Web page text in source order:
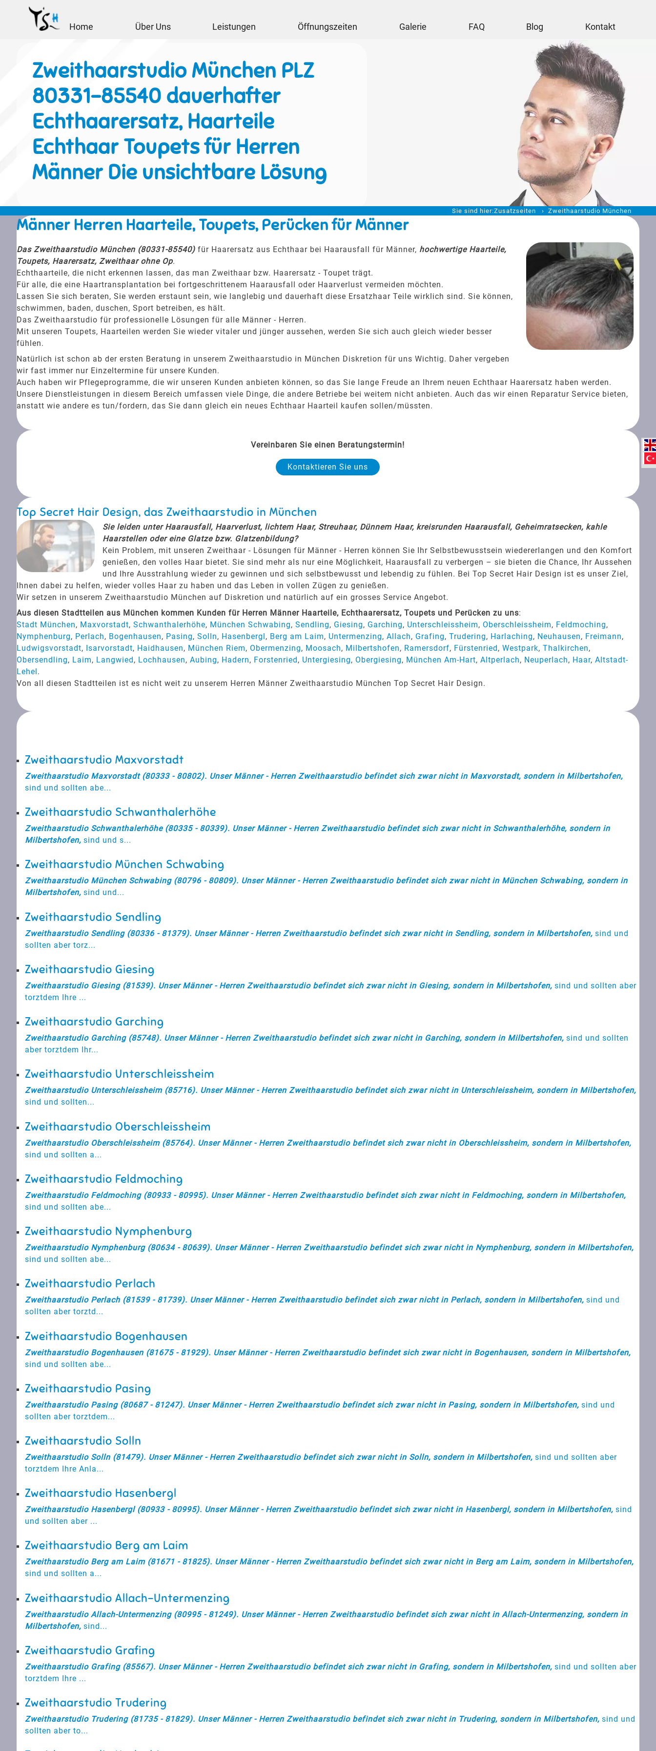
Home Über Uns Leistungen Öffnungszeiten Galerie FAQ Blog Kontakt
Zweithaarstudio München PLZ
80331-85540 dauerhafter
Echthaarersatz, Haarteile
Echthaar Toupets für Herren
Männer Die unsichtbare Lösung
Sie sind hier:Zusatzseiten Zweithaarstudio München
Männer Herren Haarteile, Toupets, Perücken für Männer
Das Zweithaarstudio München (80331-85540)für Haarersatz aus Echthaar bei Haarausfall für Männer, hochwertige Haarteile,
Toupets, Haarersatz, Zweithaar ohne Op.
Echthaarteile, die nicht erkennen lassen, das man Zweithaar bzw. Haarersatz - Toupet trägt.
Für alle, die eine Haartransplantation bei fortgeschrittenem Haarausfall oder Haarverlust vermeiden möchten.
Lassen Sie sich beraten, Sie werden erstaunt sein, wie langlebig und dauerhaft diese Ersatzhaar Teile wirklich sind. Sie können,
schwimmen, baden, duschen, Sport betreiben, es hält.
Das Zweithaarstudio für professionelle Lösungen für alle Männer - Herren.
Mit unseren Toupets, Haarteilen werden Sie wieder vitaler und jünger aussehen, werden Sie sich auch gleich wieder besser
fühlen.
Natürlich ist schon ab der ersten Beratung in unserem Zweithaarstudio in München Diskretion für uns Wichtig. Daher vergeben
wir fast immer nur Einzeltermine für unsere Kunden.
Auch haben wir Pflegeprogramme, die wir unseren Kunden anbieten können, so das Sie lange Freude an Ihrem neuen Echthaar Haarersatz haben werden.
Unsere Dienstleistungen in diesem Bereich umfassen viele Dinge, die andere Betriebe bei weitem nicht anbieten. Auch das wir einen Reparatur Service bieten,
anstatt wie andere es tun/fordern, das Sie dann gleich ein neues Echthaar Haarteil kaufen sollen/müssten.
Vereinbaren Sie einen Beratungstermin!
Kontaktieren Sie uns
Top Secret Hair Design, das Zweithaarstudio in München
Sie leiden unter Haarausfall, Haarverlust, lichtem Haar, Streuhaar, Dünnem Haar, kreisrunden Haarausfall, Geheimratsecken, kahle
Haarstellen oder eine Glatze bzw. Glatzenbildung?
Kein Problem, mit unseren Zweithaar - Lösungen für Männer - Herren können Sie Ihr Selbstbewusstsein wiedererlangen und den Komfort
genießen, den volles Haar bietet. Sie sind mehr als nur eine Möglichkeit, Haarausfall zu verbergen – sie bieten die Chance, Ihr Aussehen
und Ihre Ausstrahlung wieder zu gewinnen und sich selbstbewusst und lebendig zu fühlen. Bei Top Secret Hair Design ist es unser Ziel,
Ihnen dabei zu helfen, wieder volles Haar zu haben und das Leben in vollen Zügen zu genießen.
Wir setzen in unserem Zweithaarstudio München auf Diskretion und natürlich auf ein grosses Service Angebot.
Aus diesen Stadtteilen aus München kommen Kunden für Herren Männer Haarteile, Echthaarersatz, Toupets und Perücken zu uns:
Stadt München, Maxvorstadt, Schwanthalerhöhe, München Schwabing, Sendling, Giesing, Garching, Unterschleissheim, Oberschleissheim, Feldmoching,
Nymphenburg, Perlach, Bogenhausen, Pasing, Solln, Hasenbergl, Berg am Laim, Untermenzing, Allach, Grafing, Trudering, Harlaching, Neuhausen, Freimann,
Ludwigsvorstadt, Isarvorstadt, Haidhausen, München Riem, Obermenzing, Moosach, Milbertshofen, Ramersdorf, Fürstenried, Westpark, Thalkirchen,
Obersendling, Laim, Langwied, Lochhausen, Aubing, Hadern, Forstenried, Untergiesing, Obergiesing, München Am-Hart, Altperlach, Neuperlach, Haar, Altstadt-
Lehel.
Von all diesen Stadtteilen ist es nicht weit zu unserem Herren Männer Zweithaarstudio München Top Secret Hair Design.
Zweithaarstudio Maxvorstadt
Zweithaarstudio Maxvorstadt (80333 - 80802). Unser Männer - Herren Zweithaarstudio befindet sich zwar nicht in Maxvorstadt, sondern in Milbertshofen,
sind und sollten abe...
Zweithaarstudio Schwanthalerhöhe
Zweithaarstudio Schwanthalerhöhe (80335 - 80339). Unser Männer - Herren Zweithaarstudio befindet sich zwar nicht in Schwanthalerhöhe, sondern in
Milbertshofen,sind und s...
Zweithaarstudio München Schwabing
Zweithaarstudio München Schwabing (80796 - 80809). Unser Männer - Herren Zweithaarstudio befindet sich zwar nicht in München Schwabing, sondern in
Milbertshofen,sind und...
Zweithaarstudio Sendling
Zweithaarstudio Sendling (80336 - 81379). Unser Männer - Herren Zweithaarstudio befindet sich zwar nicht in Sendling, sondern in Milbertshofen,sind und
sollten aber torz...
Zweithaarstudio Giesing
Zweithaarstudio Giesing (81539). Unser Männer - Herren Zweithaarstudio befindet sich zwar nicht in Giesing, sondern in Milbertshofen,sind und sollten aber
torztdem Ihre ...
Zweithaarstudio Garching
Zweithaarstudio Garching (85748). Unser Männer - Herren Zweithaarstudio befindet sich zwar nicht in Garching, sondern in Milbertshofen,sind und sollten
aber torztdem Ihr...
Zweithaarstudio Unterschleissheim
Zweithaarstudio Unterschleissheim (85716). Unser Männer - Herren Zweithaarstudio befindet sich zwar nicht in Unterschleissheim, sondern in Milbertshofen,
sind und sollten...
Zweithaarstudio Oberschleissheim
Zweithaarstudio Oberschleissheim (85764). Unser Männer - Herren Zweithaarstudio befindet sich zwar nicht in Oberschleissheim, sondern in Milbertshofen,
sind und sollten a...
Zweithaarstudio Feldmoching
Zweithaarstudio Feldmoching (80933 - 80995). Unser Männer - Herren Zweithaarstudio befindet sich zwar nicht in Feldmoching, sondern in Milbertshofen,
sind und sollten abe...
Zweithaarstudio Nymphenburg
Zweithaarstudio Nymphenburg (80634 - 80639). Unser Männer - Herren Zweithaarstudio befindet sich zwar nicht in Nymphenburg, sondern in Milbertshofen,
sind und sollten abe...
Zweithaarstudio Perlach
Zweithaarstudio Perlach (81539 - 81739). Unser Männer - Herren Zweithaarstudio befindet sich zwar nicht in Perlach, sondern in Milbertshofen,sind und
sollten aber torztd...
Zweithaarstudio Bogenhausen
Zweithaarstudio Bogenhausen (81675 - 81929). Unser Männer - Herren Zweithaarstudio befindet sich zwar nicht in Bogenhausen, sondern in Milbertshofen,
sind und sollten abe...
Zweithaarstudio Pasing
Zweithaarstudio Pasing (80687 - 81247). Unser Männer - Herren Zweithaarstudio befindet sich zwar nicht in Pasing, sondern in Milbertshofen,sind und
sollten aber torztdem...
Zweithaarstudio Solln
Zweithaarstudio Solln (81479). Unser Männer - Herren Zweithaarstudio befindet sich zwar nicht in Solln, sondern in Milbertshofen,sind und sollten aber
torztdem Ihre Anla...
Zweithaarstudio Hasenbergl
Zweithaarstudio Hasenbergl (80933 - 80995). Unser Männer - Herren Zweithaarstudio befindet sich zwar nicht in Hasenbergl, sondern in Milbertshofen,sind
und sollten aber ...
Zweithaarstudio Berg am Laim
Zweithaarstudio Berg am Laim (81671 - 81825). Unser Männer - Herren Zweithaarstudio befindet sich zwar nicht in Berg am Laim, sondern in Milbertshofen,
sind und sollten a...
Zweithaarstudio Allach-Untermenzing
Zweithaarstudio Allach-Untermenzing (80995 - 81249). Unser Männer - Herren Zweithaarstudio befindet sich zwar nicht in Allach-Untermenzing, sondern in
Milbertshofen,sind...
Zweithaarstudio Grafing
Zweithaarstudio Grafing (85567). Unser Männer - Herren Zweithaarstudio befindet sich zwar nicht in Grafing, sondern in Milbertshofen,sind und sollten aber
torztdem Ihre ...
Zweithaarstudio Trudering
Zweithaarstudio Trudering (81735 - 81829). Unser Männer - Herren Zweithaarstudio befindet sich zwar nicht in Trudering, sondern in Milbertshofen,sind und
sollten aber to...